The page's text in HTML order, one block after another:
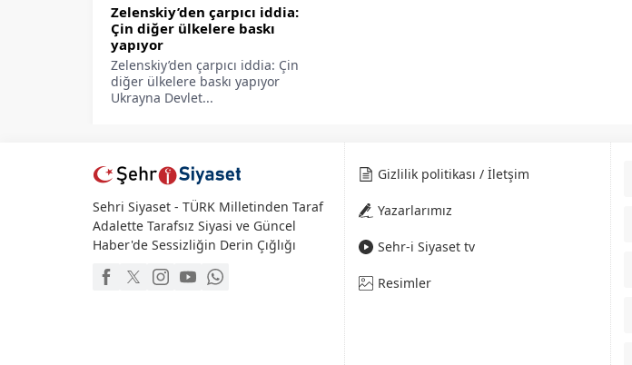
Zelenskiy’den çarpıcı iddia:
Çin diğer ülkelere baskı
yapıyor
Zelenskiy’den çarpıcı iddia: Çin
diğer ülkelere baskı yapıyor
Ukrayna Devlet...
Sehri Siyaset - TÜRK Milletinden Taraf
Adalette Tarafsız Siyasi ve Güncel
Haber'de Sessizliğin Derin Çığlığı
Gizlilik politikası / İletşim
Yazarlarımız
Sehr-i Siyaset tv
Resimler